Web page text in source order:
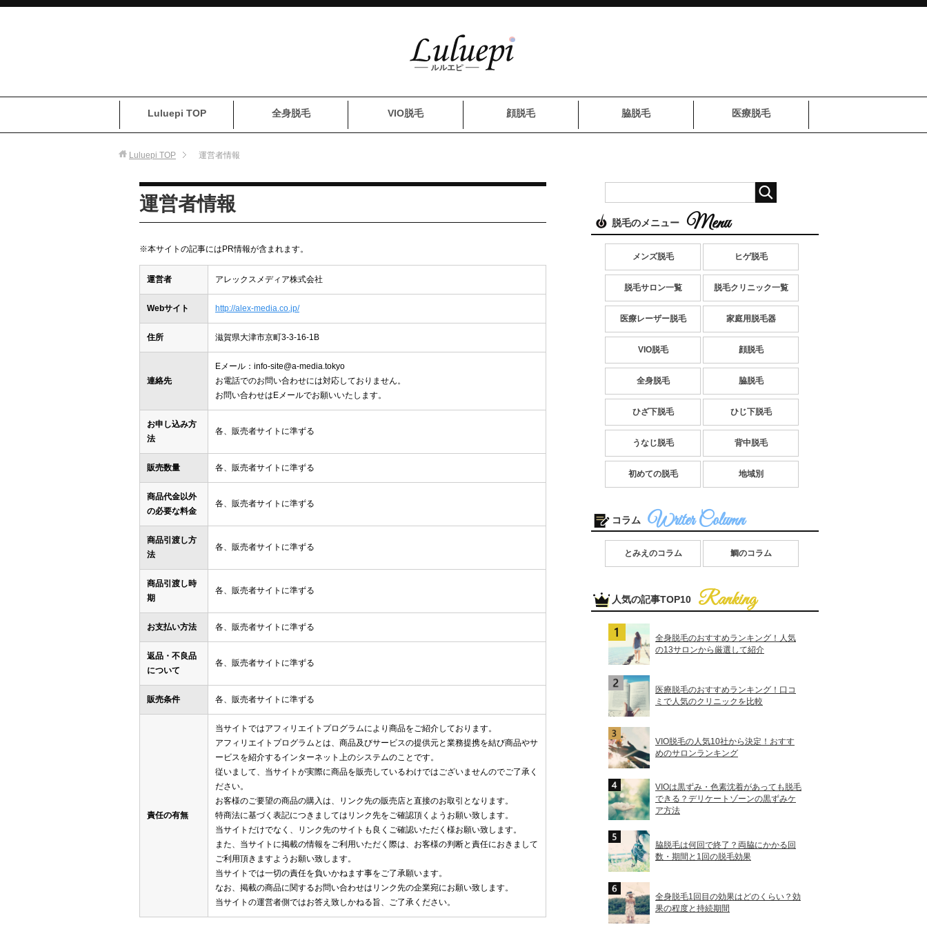
Luluepi TOP 全身脱毛 VIO脱毛 顔脱毛 脇脱毛 医療脱毛
Luluepi TOP 運営者情報
運営者情報
※本サイトの記事にはPR情報が含まれます。
運営者 アレックスメディア株式会社
Webサイト http://alex-media.co.jp/
住所 滋賀県大津市京町3-3-16-1B
連絡先
Eメール：info-site@a-media.tokyo
お電話でのお問い合わせには対応しておりません。
お問い合わせはEメールでお願いいたします。
お申し込み方
法
各、販売者サイトに準ずる
販売数量 各、販売者サイトに準ずる
商品代金以外
の必要な料金
各、販売者サイトに準ずる
商品引渡し方
法
各、販売者サイトに準ずる
商品引渡し時
期
各、販売者サイトに準ずる
お支払い方法 各、販売者サイトに準ずる
返品・不良品
について
各、販売者サイトに準ずる
販売条件 各、販売者サイトに準ずる
責任の有無
当サイトではアフィリエイトプログラムにより商品をご紹介しております。
アフィリエイトプログラムとは、商品及びサービスの提供元と業務提携を結び商品やサ
ービスを紹介するインターネット上のシステムのことです。
従いまして、当サイトが実際に商品を販売しているわけではございませんのでご了承く
ださい。
お客様のご要望の商品の購入は、リンク先の販売店と直接のお取引となります。
特商法に基づく表記につきましてはリンク先をご確認頂くようお願い致します。
当サイトだけでなく、リンク先のサイトも良くご確認いただく様お願い致します。
また、当サイトに掲載の情報をご利用いただく際は、お客様の判断と責任におきまして
ご利用頂きますようお願い致します。
当サイトでは一切の責任を負いかねます事をご了承願います。
なお、掲載の商品に関するお問い合わせはリンク先の企業宛にお願い致します。
当サイトの運営者側ではお答え致しかねる旨、ご了承ください。
脱毛のメニュー
メンズ脱毛 ヒゲ脱毛
脱毛サロン一覧 脱毛クリニック一覧
医療レーザー脱毛 家庭用脱毛器
VIO脱毛 顔脱毛
全身脱毛 脇脱毛
ひざ下脱毛 ひじ下脱毛
うなじ脱毛 背中脱毛
初めての脱毛 地域別
コラム
とみえのコラム 鯛のコラム
人気の記事TOP10
全身脱毛のおすすめランキング！人気
の13サロンから厳選して紹介
医療脱毛のおすすめランキング！口コ
ミで人気のクリニックを比較
VIO脱毛の人気10社から決定！おすす
めのサロンランキング
VIOは黒ずみ・色素沈着があっても脱毛
できる？デリケートゾーンの黒ずみケ
ア方法
脇脱毛は何回で終了？両脇にかかる回
数・期間と1回の脱毛効果
全身脱毛1回目の効果はどのくらい？効
果の程度と持続期間